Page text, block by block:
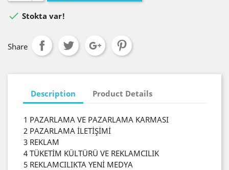
 Stokta var!
Share
Description Product Details
1 PAZARLAMA VE PAZARLAMA KARMASI
2 PAZARLAMA İLETİŞİMİ
3 REKLAM
4 TÜKETİM KÜLTÜRÜ VE REKLAMCILIK
5 REKLAMCILIKTA YENİ MEDYA